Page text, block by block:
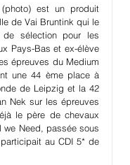
est un produit
de Vai Bruntink qui le
sélection pour les
Pays-Bas et ex-élève
épreuves du Medium
une 44 ème place à
de Leipzig et la 42
Nek sur les épreuves
le père de chevaux
we Need, passée sous
au CDI 5* de